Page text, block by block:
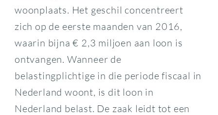
woonplaats. Het geschil concentreert
zich op de eerste maanden van 2016,
waarin bijna € 2,3 miljoen aan loon is
ontvangen. Wanneer de
belastingplichtige in die periode fiscaal in
Nederland woont, is dit loon in
Nederland belast. De zaak leidt tot een